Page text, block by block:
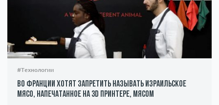
#Технологии
Во Франции хотят запретить называть израильское
мясо, напечатанное на 3D принтере, мясом